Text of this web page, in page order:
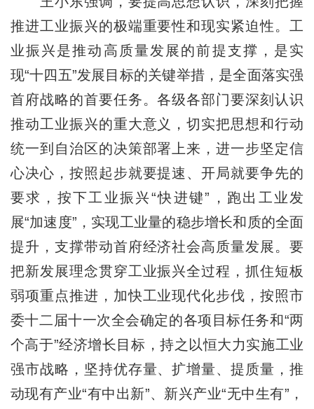
推进工业振兴的极端重要性和现实紧迫性。工
业振兴是推动高质量发展的前提支撑，是实
现“十四五”发展目标的关键举措，是全面落实强
首府战略的首要任务。各级各部门要深刻认识
推动工业振兴的重大意义，切实把思想和行动
统一到自治区的决策部署上来，进一步坚定信
心决心，按照起步就要提速、开局就要争先的
要求，按下工业振兴“快进键”，跑出工业发
展“加速度”，实现工业量的稳步增长和质的全面
提升，支撑带动首府经济社会高质量发展。要
把新发展理念贯穿工业振兴全过程，抓住短板
弱项重点推进，加快工业现代化步伐，按照市
委十二届十一次全会确定的各项目标任务和“两
个高于”经济增长目标，持之以恒大力实施工业
强市战略，坚持优存量、扩增量、提质量，推
动现有产业“有中出新”、新兴产业“无中生有”，